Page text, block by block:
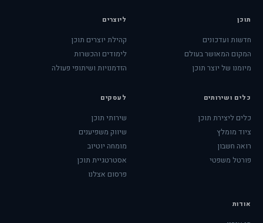
תוכן
חדשות ועדכונים
המקום המאושר בעולם
מיומנו של יוצר תוכן
ליוצרים
קהילת יוצרים תוכן
לימודים והכשרות
הזדמנויות ושיתופי פעולה
כלים ושירותים
כלים ליצירת תוכן
ציוד מומלץ
רואה חשבון
פורטל משפטי
לעסקים
שירותי תוכן
שיווק משפיענים
מומחה יוטיוב
אסטרטגיית תוכן
פרסום אצלנו
אודות